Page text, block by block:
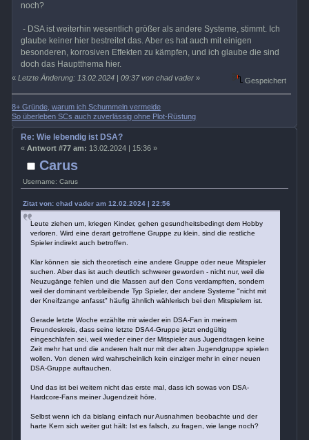
noch?
- DSA ist weiterhin wesentlich größer als andere Systeme, stimmt. Ich
glaube keiner hier bestreitet das. Aber es hat auch mit einigen
besonderen, korrosiven Effekten zu kämpfen, und ich glaube die sind
doch das Hauptthema hier.
«Letzte Änderung: 13.02.2024 | 09:37 von chad vader » Gespeichert
8+ Gründe, warum ich Schummeln vermeide
So überleben SCs auch zuverlässig ohne Plot-Rüstung
Carus
Username: Carus
Re: Wie lebendig ist DSA?
« Antwort #77 am: 13.02.2024 | 15:36 »
Zitat von: chad vader am 12.02.2024 | 22:56
Leute ziehen um, kriegen Kinder, gehen gesundheitsbedingt dem Hobby
verloren. Wird eine derart getroffene Gruppe zu klein, sind die restliche
Spieler indirekt auch betroffen.
Klar können sie sich theoretisch eine andere Gruppe oder neue Mitspieler
suchen. Aber das ist auch deutlich schwerer geworden - nicht nur, weil die
Neuzugänge fehlen und die Massen auf den Cons verdampften, sondern
weil der dominant verbleibende Typ Spieler, der andere Systeme "nicht mit
der Kneifzange anfasst" häufig ähnlich wählerisch bei den Mitspielern ist.
Gerade letzte Woche erzählte mir wieder ein DSA-Fan in meinem
Freundeskreis, dass seine letzte DSA4-Gruppe jetzt endgültig
eingeschlafen sei, weil wieder einer der Mitspieler aus Jugendtagen keine
Zeit mehr hat und die anderen halt nur mit der alten Jugendgruppe spielen
wollen. Von denen wird wahrscheinlich kein einziger mehr in einer neuen
DSA-Gruppe auftauchen.
Und das ist bei weitem nicht das erste mal, dass ich sowas von DSA-
Hardcore-Fans meiner Jugendzeit höre.
Selbst wenn ich da bislang einfach nur Ausnahmen beobachte und der
harte Kern sich weiter gut hält: Ist es falsch, zu fragen, wie lange noch?